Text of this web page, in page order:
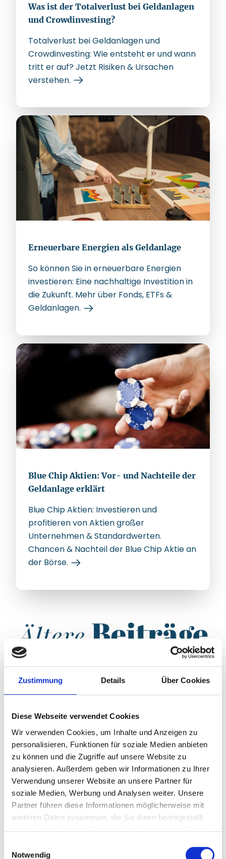
Zustimmung Details Über Cookies
Diese Webseite verwendet Cookies
Wir verwenden Cookies, um Inhalte und Anzeigen zu
personalisieren, Funktionen für soziale Medien anbieten
zu können und die Zugriffe auf unsere Website zu
analysieren. Außerdem geben wir Informationen zu Ihrer
Verwendung unserer Website an unsere Partner für
soziale Medien, Werbung und Analysen weiter. Unsere
Partner führen diese Informationen möglicherweise mit
weiteren Daten zusammen, die Sie ihnen bereitgestellt
haben oder die sie im Rahmen Ihrer Nutzung der Dienste
Notwendig
Was ist der Totalverlust bei Geldanlagen
und Crowdinvesting?
Totalverlust bei Geldanlagen und
Crowdinvesting: Wie entsteht er und wann
tritt er auf? Jetzt Risiken & Ursachen
verstehen.
Erneuerbare Energien als Geldanlage
So können Sie in erneuerbare Energien
investieren: Eine nachhaltige Investition in
die Zukunft. Mehr über Fonds, ETFs &
Geldanlagen.
Blue Chip Aktien: Vor- und Nachteile der
Geldanlage erklärt
Blue Chip Aktien: Investieren und
profitieren von Aktien großer
Unternehmen & Standardwerten.
Chancen & Nachteil der Blue Chip Aktie an
der Börse.
Was ist die Dividende?
Jetzt lesen
Wie funktionieren Wandelanleih...
Rentenversicherung als Geldanl...
Aktien kaufen für Anfänger
Jetzt lesen
Kapitallebensversicherung zur...
Jetzt lesen
Geldanlage in unsicheren Zeite...
Jetzt lesen
Festverzinsliche Wertpapiere e...
Jetzt lesen
Was ist ein Sparplan? So funkt...
Jetzt lesen
Sparbrief: Feste Zinsen für ei...
Jetzt lesen
Zertifikate als Geldanlage
Jetzt lesen
Derivate oder Derivat - einfac...
Jetzt lesen
Geldmarktfonds: Gute Alternati...
Jetzt lesen
Jetzt lesen